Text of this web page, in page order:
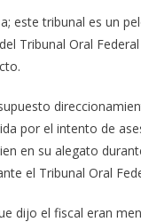
este tribunal es un
Tribunal Oral
por el intento de
en su alegato
el Tribunal Oral
dijo el fiscal eran